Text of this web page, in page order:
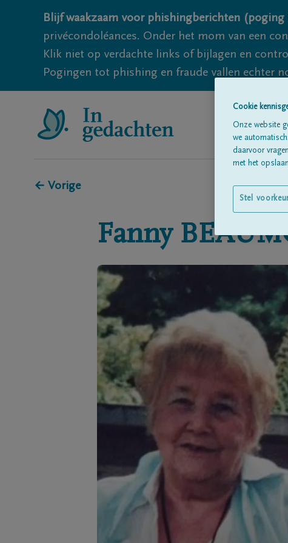
Blijf waakzaam voor phishingberichten
privécondoléances. Onder het mom van een
Klik niet op verdachte links of bijlagen en
Pogingen tot phishing en fraude vallen echter
← Vorige
Fanny
Cookie
Onze website
we
daarvoor
met het
Stel